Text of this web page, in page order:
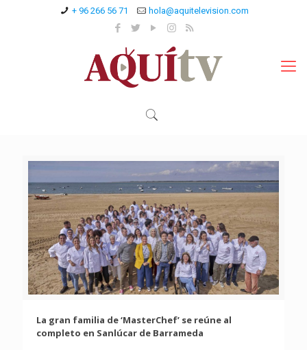
+ 96 266 56 71 hola@aquitelevision.com
La gran familia de ‘MasterChef’ se reúne al
completo en Sanlúcar de Barrameda